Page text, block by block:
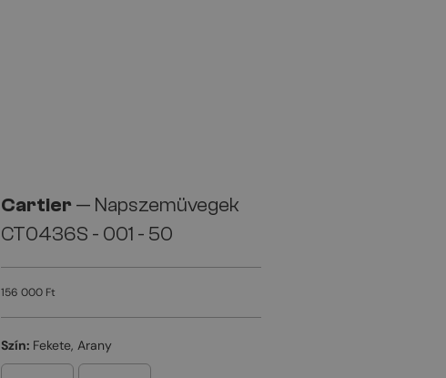
Cartier — Napszemüvegek
CT0436S - 001 - 50
156 000 Ft
Szín: Fekete, Arany